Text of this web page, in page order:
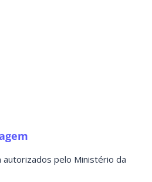
pelo Ministério da